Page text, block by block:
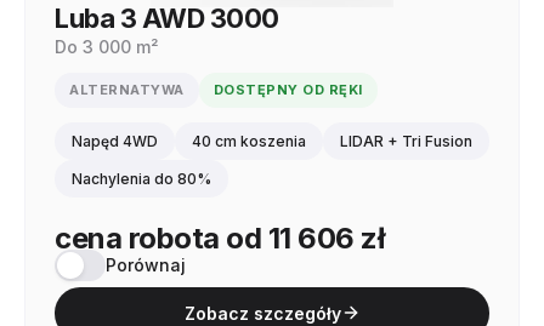
Luba 3 AWD 3000
Do 3 000 m²
ALTERNATYWA DOSTĘPNY OD RĘKI
Napęd 4WD 40 cm koszenia LIDAR + Tri Fusion
Nachylenia do 80%
cena robota od 11 606 zł
Porównaj
Zobacz szczegóły